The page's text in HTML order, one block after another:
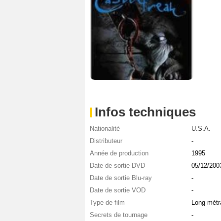
Infos techniques
Nationalité
U.S.A.
Distributeur
-
Année de production
1995
Date de sortie DVD
05/12/
Date de sortie Blu-ray
-
Date de sortie VOD
-
Type de film
Long
Secrets de tournage
-